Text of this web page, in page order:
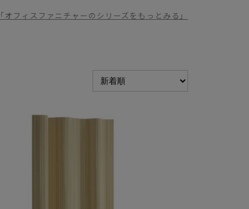
「オフィスファニチャーのシリーズをもっとみる」